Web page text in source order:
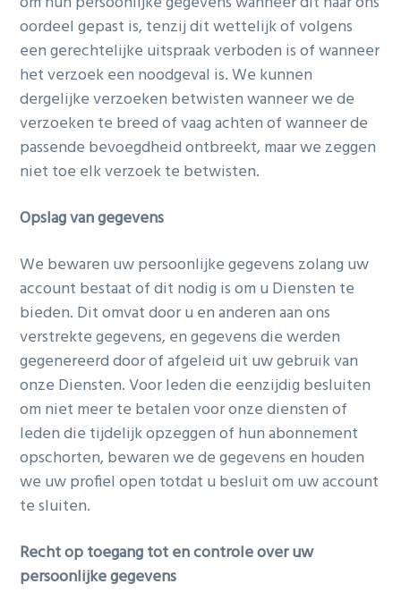
oordeel gepast is, tenzij dit wettelijk of volgens
een gerechtelijke uitspraak verboden is of wanneer
het verzoek een noodgeval is. We kunnen
dergelijke verzoeken betwisten wanneer we de
verzoeken te breed of vaag achten of wanneer de
passende bevoegdheid ontbreekt, maar we zeggen
niet toe elk verzoek te betwisten.
Opslag van gegevens
We bewaren uw persoonlijke gegevens zolang uw
account bestaat of dit nodig is om u Diensten te
bieden. Dit omvat door u en anderen aan ons
verstrekte gegevens, en gegevens die werden
gegenereerd door of afgeleid uit uw gebruik van
onze Diensten. Voor leden die eenzijdig besluiten
om niet meer te betalen voor onze diensten of
leden die tijdelijk opzeggen of hun abonnement
opschorten, bewaren we de gegevens en houden
we uw profiel open totdat u besluit om uw account
te sluiten.
Recht op toegang tot en controle over uw
persoonlijke gegevens